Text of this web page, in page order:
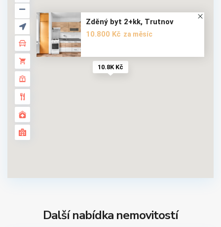
10.8K Kč
Zděný byt 2+kk, Trutnov
10.800 Kč za měsíc
Další nabídka nemovitostí